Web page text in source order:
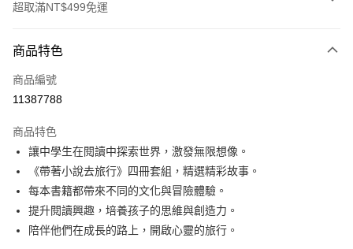
超取滿NT$499免運
信用卡一次付款
LINE Pay
大哥付你分期
相關說明
【大哥付你分期使用說明】
1.本服務由台灣大哥大提供，台灣大哥大用戶可立即使用無須另外申請。
2.付款方式選擇「大哥付你分期」，訂單成立後會自動跳轉到大哥付的交易
流程，驗證手機門號後，選擇欲分期的期數、繳款截止日，確認付款後即完
AFTEE先享後付
相關說明
【關於「AFTEE先享後付」】
商品特色
商品編號
11387788
商品特色
讓中學生在閱讀中探索世界，激發無限想像。
《帶著小說去旅行》四冊套組，精選精彩故事。
每本書籍都帶來不同的文化與冒險體驗。
提升閱讀興趣，培養孩子的思維與創造力。
陪伴他們在成長的路上，開啟心靈的旅行。